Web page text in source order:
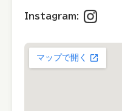
Instagram: